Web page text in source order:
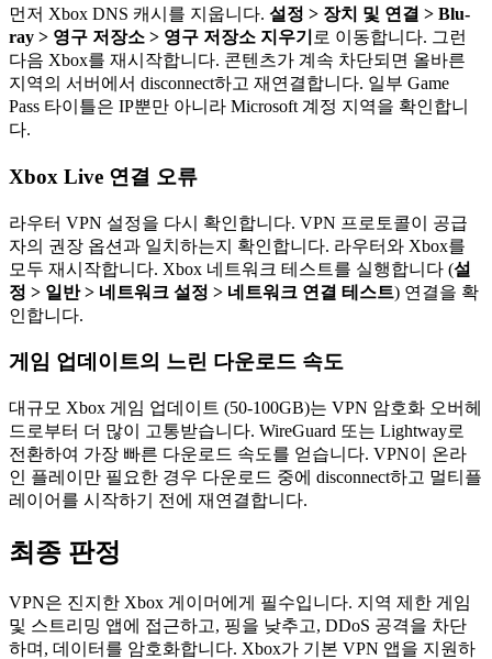
먼저 Xbox DNS 캐시를 지웁니다. 설정 > 장치 및 연결 > Blu-
ray > 영구 저장소 > 영구 저장소 지우기 로 이동합니다. 그런
다음 Xbox를 재시작합니다. 콘텐츠가 계속 차단되면 올바른
지역의 서버에서 disconnect하고 재연결합니다. 일부 Game
Pass 타이틀은 IP뿐만 아니라 Microsoft 계정 지역을 확인합니
다.
Xbox Live 연결 오류
라우터 VPN 설정을 다시 확인합니다. VPN 프로토콜이 공급
자의 권장 옵션과 일치하는지 확인합니다. 라우터와 Xbox를
모두 재시작합니다. Xbox 네트워크 테스트를 실행합니다 (설
정 > 일반 > 네트워크 설정 > 네트워크 연결 테스트) 연결을 확
인합니다.
게임 업데이트의 느린 다운로드 속도
대규모 Xbox 게임 업데이트 (50-100GB)는 VPN 암호화 오버헤
드로부터 더 많이 고통받습니다. WireGuard 또는 Lightway로
전환하여 가장 빠른 다운로드 속도를 얻습니다. VPN이 온라
인 플레이만 필요한 경우 다운로드 중에 disconnect하고 멀티플
레이어를 시작하기 전에 재연결합니다.
최종 판정
VPN은 진지한 Xbox 게이머에게 필수입니다. 지역 제한 게임
및 스트리밍 앱에 접근하고, 핑을 낮추고, DDoS 공격을 차단
하며, 데이터를 암호화합니다. Xbox가 기본 VPN 앱을 지원하